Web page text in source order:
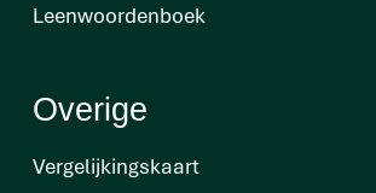
Leenwoordenboek
Overige
Vergelijkingskaart